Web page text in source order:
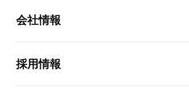
大和総研の強み
現在受付中のセミナー・イベン
サステナビリティの取り組み
次世代社会への貢献
会社情報
会社情報 トップ
採用情報